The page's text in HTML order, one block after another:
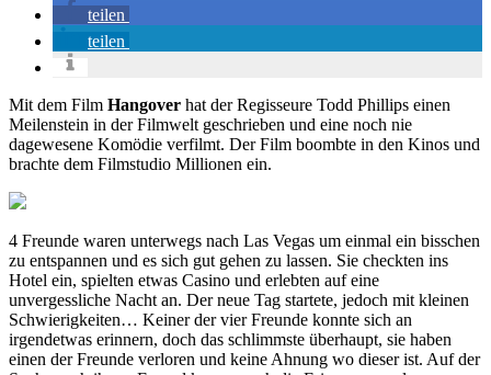
teilen
teilen
Mit dem Film Hangover hat der Regisseure Todd Phillips einen
Meilenstein in der Filmwelt geschrieben und eine noch nie
dagewesene Komödie verfilmt. Der Film boombte in den Kinos und
brachte dem Filmstudio Millionen ein.
4 Freunde waren unterwegs nach Las Vegas um einmal ein bisschen
zu entspannen und es sich gut gehen zu lassen. Sie checkten ins
Hotel ein, spielten etwas Casino und erlebten auf eine
unvergessliche Nacht an. Der neue Tag startete, jedoch mit kleinen
Schwierigkeiten… Keiner der vier Freunde konnte sich an
irgendetwas erinnern, doch das schlimmste überhaupt, sie haben
einen der Freunde verloren und keine Ahnung wo dieser ist. Auf der